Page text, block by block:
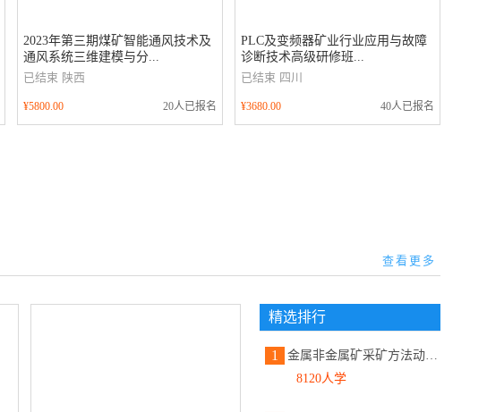
2023年第三期煤矿智能通风技术及
通风系统三维建模与分...
已结束 陕西
¥5800.00 20人已报名
PLC及变频器矿业行业应用与故障
诊断技术高级研修班...
已结束 四川
¥3680.00 40人已报名
查看更多
精选排行
1
金属非金属矿采矿方法动画教学...
8120人学